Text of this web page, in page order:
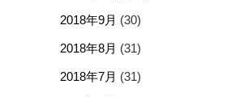
2018年9月 (30)
2018年8月 (31)
2018年7月 (31)